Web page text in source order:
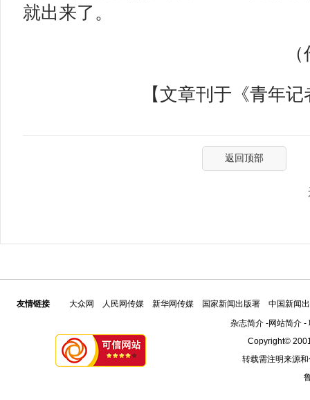
就出来了。
（作
【文章刊于《青年记
返回顶部
友情链接 大众网 人民网传媒 新华网传媒 国家新闻出版署
中国新闻
杂志简介-网站简介-
Copyright©
转载需注明来源